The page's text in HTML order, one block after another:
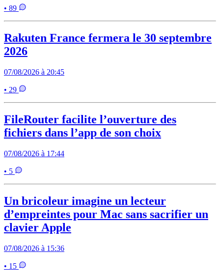
• 89
Rakuten France fermera le 30 septembre
2026
07/08/2026 à 20:45
• 29
FileRouter facilite l’ouverture des
fichiers dans l’app de son choix
07/08/2026 à 17:44
• 5
Un bricoleur imagine un lecteur
d’empreintes pour Mac sans sacrifier un
clavier Apple
07/08/2026 à 15:36
• 15